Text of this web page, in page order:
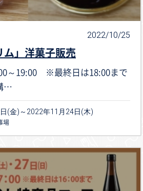
2022/10/25
ム」洋菓子販売
～19:00 ※最終日は18:00まで
…
(金)～2022年11月24日(木)
場